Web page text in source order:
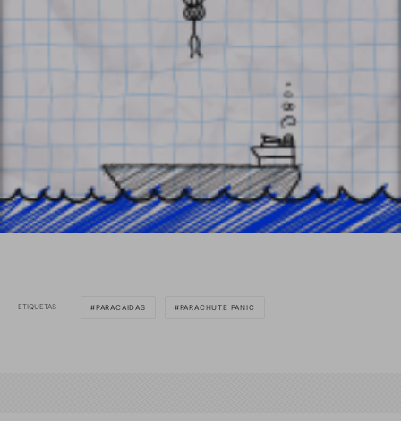
ETIQUETAS PARACAIDAS PARACHUTE PANIC